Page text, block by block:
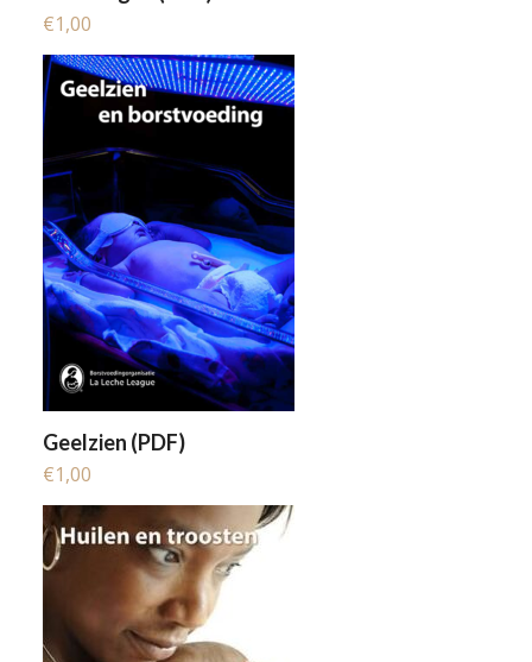
€1,00
Geelzien (PDF)
€1,00